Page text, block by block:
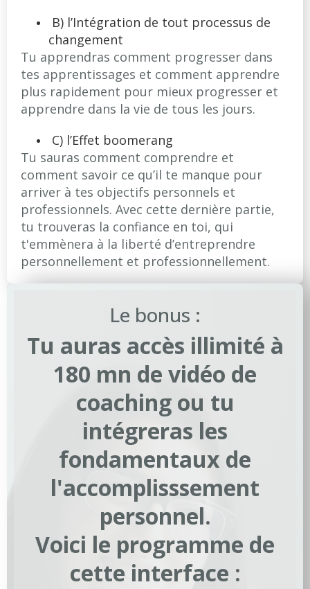
B) l’Intégration de tout processus de
changement
Tu apprendras comment progresser dans
tes apprentissages et comment apprendre
plus rapidement pour mieux progresser et
apprendre dans la vie de tous les jours.
C) l’Effet boomerang
Tu sauras comment comprendre et
comment savoir ce qu’il te manque pour
arriver à tes objectifs personnels et
professionnels. Avec cette dernière partie,
tu trouveras la confiance en toi, qui
t'emmènera à la liberté d’entreprendre
personnellement et professionnellement.
Le bonus :
Tu auras accès illimité à
180 mn de vidéo de
coaching ou tu
intégreras les
fondamentaux de
l'accomplisssement
personnel.
Voici le programme de
cette interface :